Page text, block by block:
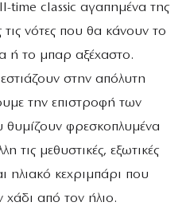
time classic αγαπημένα της
νότες που θα κάνουν το
ή το μπαρ αξέχαστο.
στην απόλυτη
την επιστροφή των
φρεσκοπλυμένα
τις μεθυστικές, εξωτικές
ηλιακό κεχριμπάρι που
από τον ήλιο.